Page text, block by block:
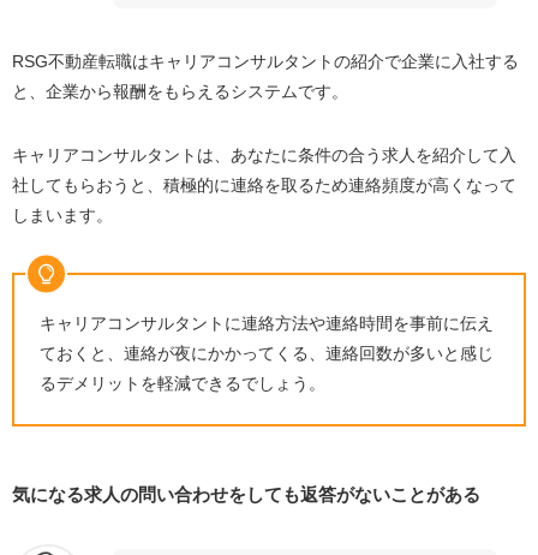
RSG不動産転職はキャリアコンサルタントの紹介で企業に入社する
と、企業から報酬をもらえるシステムです。
キャリアコンサルタントは、あなたに条件の合う求人を紹介して入
社してもらおうと、積極的に連絡を取るため連絡頻度が高くなって
しまいます。
キャリアコンサルタントに連絡方法や連絡時間を事前に伝え
ておくと、連絡が夜にかかってくる、連絡回数が多いと感じ
るデメリットを軽減できるでしょう。
気になる求人の問い合わせをしても返答がないことがある